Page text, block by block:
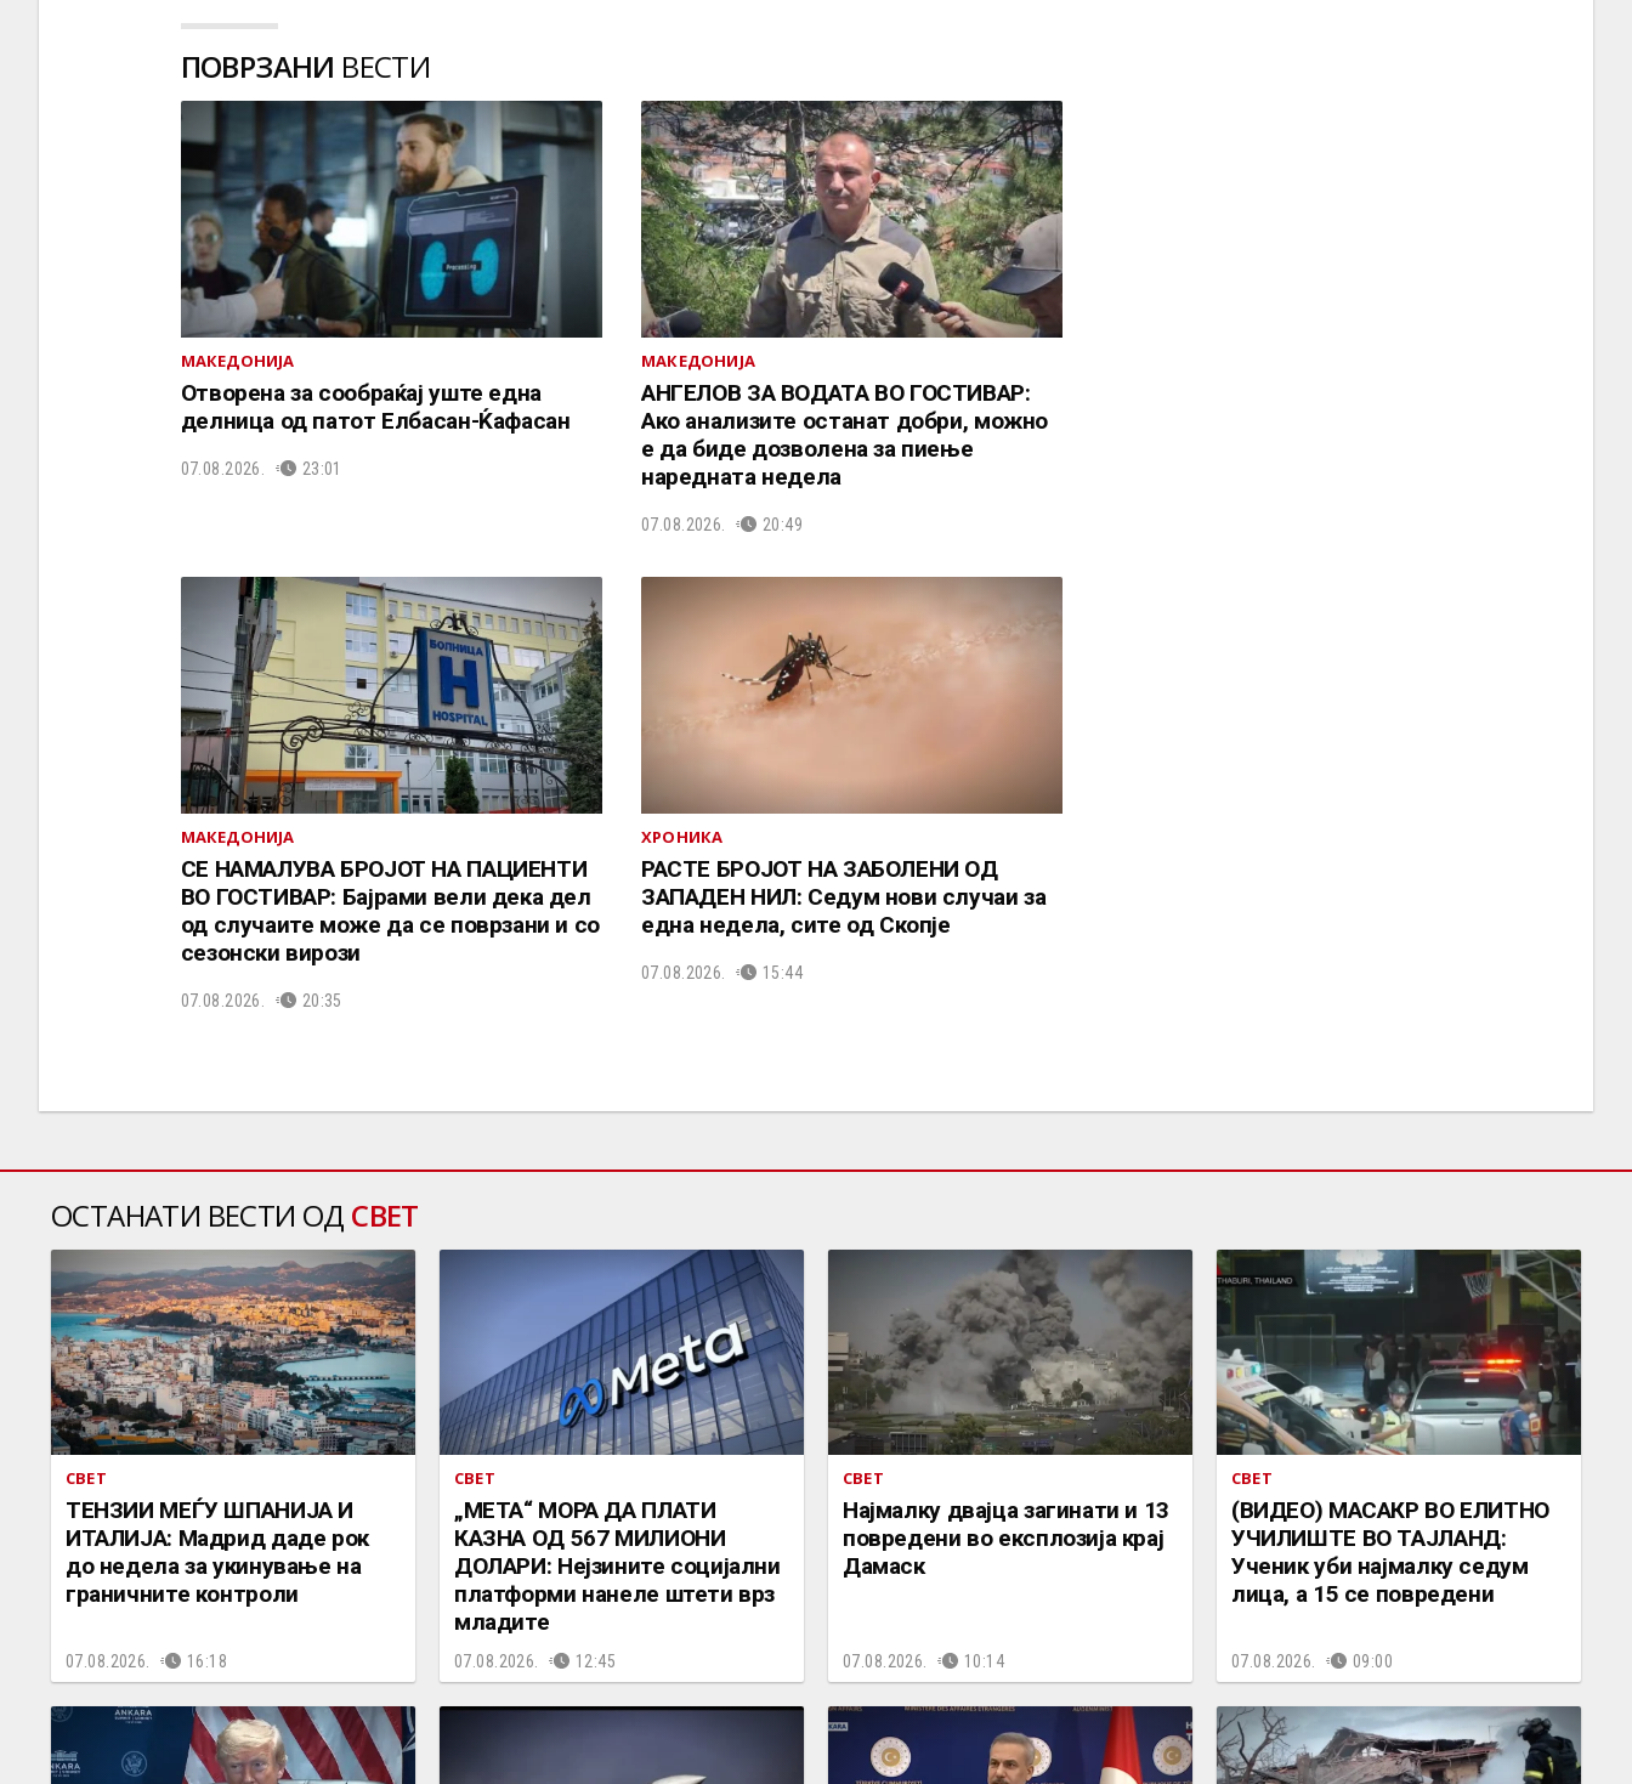
ПОВРЗАНИ ВЕСТИ
МАКЕДОНИЈА
Отворена за сообраќај уште една
делница од патот Елбасан-Ќафасан
07.08.2026. 23:01
МАКЕДОНИЈА
АНГЕЛОВ ЗА ВОДАТА ВО ГОСТИВАР:
Ако анализите останат добри, можно
е да биде дозволена за пиење
наредната недела
07.08.2026. 20:49
МАКЕДОНИЈА
СЕ НАМАЛУВА БРОЈОТ НА ПАЦИЕНТИ
ВО ГОСТИВАР: Бајрами вели дека дел
од случаите може да се поврзани и со
сезонски вирози
07.08.2026. 20:35
ХРОНИКА
РАСТЕ БРОЈОТ НА ЗАБОЛЕНИ ОД
ЗАПАДЕН НИЛ: Седум нови случаи за
една недела, сите од Скопје
07.08.2026. 15:44
ОСТАНАТИ ВЕСТИ ОД СВЕТ
СВЕТ
ТЕНЗИИ МЕЃУ ШПАНИЈА И
ИТАЛИЈА: Мадрид даде рок
до недела за укинување на
граничните контроли
07.08.2026. 16:18
СВЕТ
„МЕТА“ МОРА ДА ПЛАТИ
КАЗНА ОД 567 МИЛИОНИ
ДОЛАРИ: Нејзините социјални
платформи нанеле штети врз
младите
07.08.2026. 12:45
СВЕТ
Најмалку двајца загинати и 13
повредени во експлозија крај
Дамаск
07.08.2026. 10:14
СВЕТ
(ВИДЕО) МАСАКР ВО ЕЛИТНО
УЧИЛИШТЕ ВО ТАЈЛАНД:
Ученик уби најмалку седум
лица, а 15 се повредени
07.08.2026. 09:00